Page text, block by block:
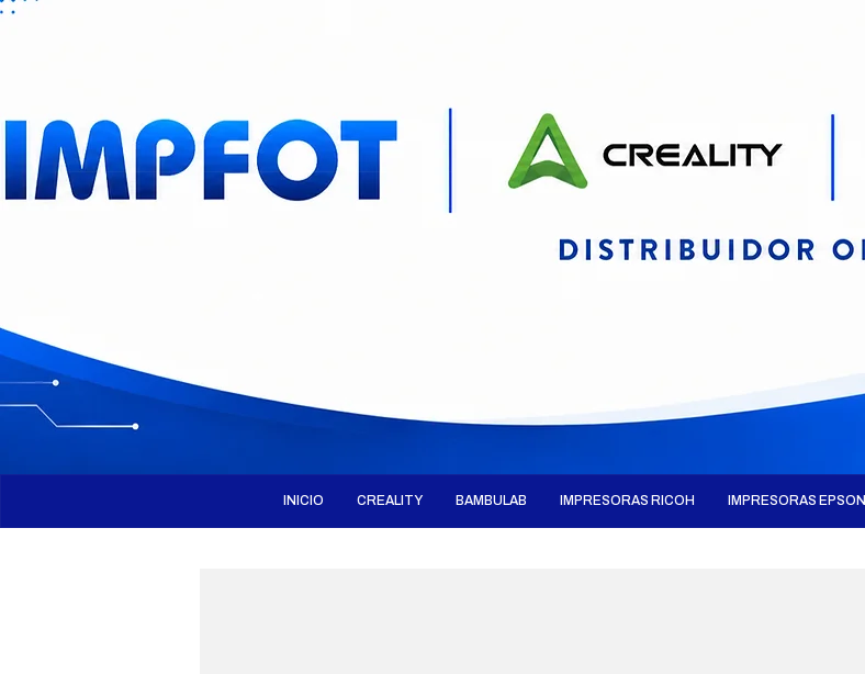
INICIO CREALITY BAMBULAB IMPRESORAS RICOH IMPRESORAS EPSON